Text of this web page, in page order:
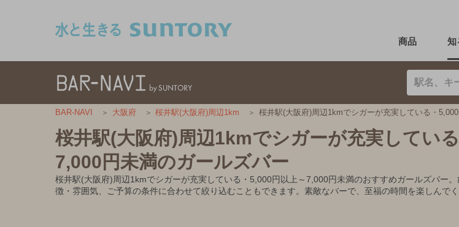
商品 知
BAR-NAVI 大阪府 桜井駅(大阪府)周辺1km 桜井駅(大阪府)周辺1kmでシガーが充実している・
桜井駅(大阪府)周辺1kmでシガーが充実してい
7,000円未満のガールズバー
桜井駅(大阪府)周辺1kmでシガーが充実している・5,000円以上～7,000円未満のおすすめガールズバー
徴・雰囲気、ご予算の条件に合わせて絞り込むこともできます。素敵なバーで、至福の時間を楽しんでく